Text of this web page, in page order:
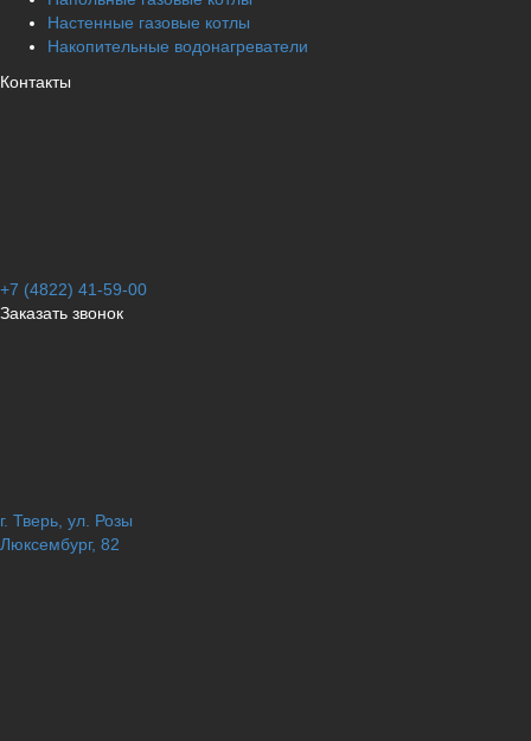
Настенные газовые котлы
Накопительные водонагреватели
Контакты
+7 (4822) 41-59-00
Заказать звонок
г. Тверь, ул. Розы
Люксембург, 82